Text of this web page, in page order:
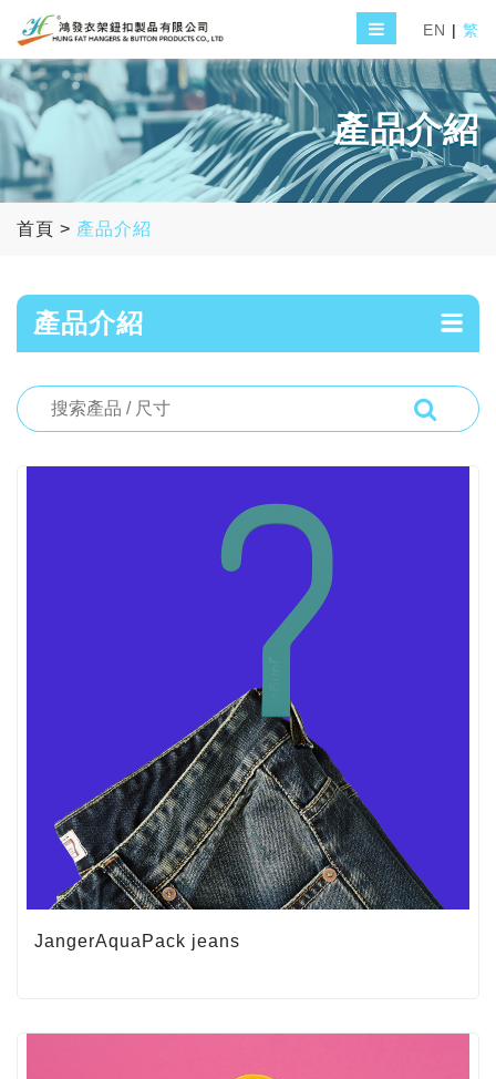
EN | 繁
產品介紹
首頁 > 產品介紹
產品介紹
JangerAquaPack jeans